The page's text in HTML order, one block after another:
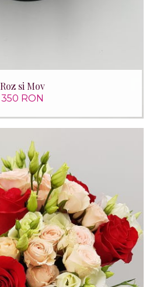
Roz si Mov
350 RON